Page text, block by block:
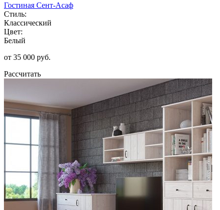
Гостиная Сент-Асаф
Стиль:
Классический
Цвет:
Белый
от 35 000 руб.
Рассчитать